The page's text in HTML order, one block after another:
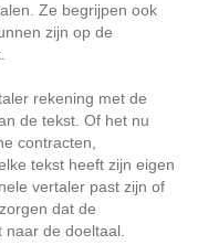
Ze begrijpen ook
zijn op de
rekening met de
de tekst. Of het nu
contracten,
tekst heeft zijn eigen
vertaler past zijn of
dat de
de doeltaal.